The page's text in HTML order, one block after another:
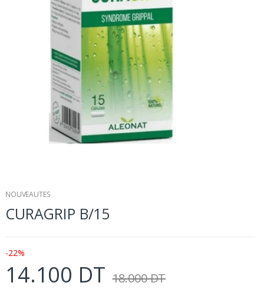
NOUVEAUTES
CURAGRIP B/15
-22%
14.100 DT 18.000 DT